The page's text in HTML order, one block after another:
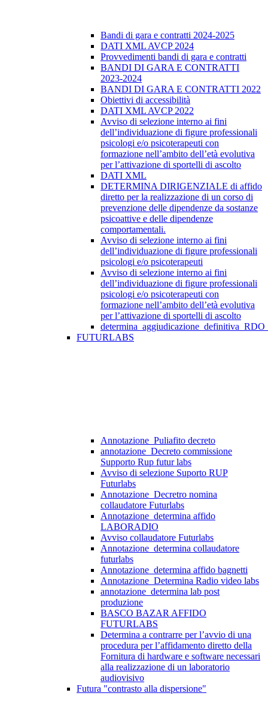
Bandi di gara e contratti 2024-2025
DATI XML AVCP 2024
Provvedimenti bandi di gara e contratti
BANDI DI GARA E CONTRATTI
2023-2024
BANDI DI GARA E CONTRATTI 2022
Obiettivi di accessibilità
DATI XML AVCP 2022
Avviso di selezione interno ai fini
dell’individuazione di figure professionali
psicologi e/o psicoterapeuti con
formazione nell’ambito dell’età evolutiva
per l’attivazione di sportelli di ascolto
DATI XML
DETERMINA DIRIGENZIALE di affido
diretto per la realizzazione di un corso di
prevenzione delle dipendenze da sostanze
psicoattive e delle dipendenze
comportamentali.
Avviso di selezione interno ai fini
dell’individuazione di figure professionali
psicologi e/o psicoterapeuti
Avviso di selezione interno ai fini
dell’individuazione di figure professionali
psicologi e/o psicoterapeuti con
formazione nell’ambito dell’età evolutiva
per l’attivazione di sportelli di ascolto
FUTURLABS
Annotazione_Puliafito decreto
annotazione_Decreto commissione
Supporto Rup futur labs
Avviso di selezione Suporto RUP
Futurlabs
Annotazione_Decretro nomina
collaudatore Futurlabs
Annotazione_determina affido
LABORADIO
Avviso collaudatore Futurlabs
Annotazione_determina collaudatore
futurlabs
Annotazione_determina affido bagnetti
Annotazione_Determina Radio video labs
annotazione_determina lab post
produzione
BASCO BAZAR AFFIDO
FUTURLABS
Determina a contrarre per l’avvio di una
procedura per l’affidamento diretto della
Fornitura di hardware e software necessari
alla realizzazione di un laboratorio
audiovisivo
Futura "contrasto alla dispersione"